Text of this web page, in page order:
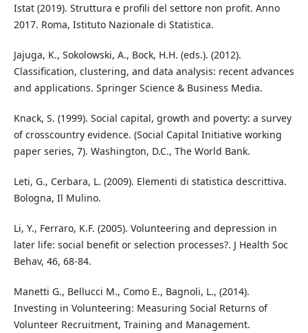
Istat (2019). Struttura e profili del settore non profit. Anno
2017. Roma, Istituto Nazionale di Statistica.
Jajuga, K., Sokolowski, A., Bock, H.H. (eds.). (2012).
Classification, clustering, and data analysis: recent advances
and applications. Springer Science & Business Media.
Knack, S. (1999). Social capital, growth and poverty: a survey
of crosscountry evidence. (Social Capital Initiative working
paper series, 7). Washington, D.C., The World Bank.
Leti, G., Cerbara, L. (2009). Elementi di statistica descrittiva.
Bologna, Il Mulino.
Li, Y., Ferraro, K.F. (2005). Volunteering and depression in
later life: social benefit or selection processes?. J Health Soc
Behav, 46, 68-84.
Manetti G., Bellucci M., Como E., Bagnoli, L., (2014).
Investing in Volunteering: Measuring Social Returns of
Volunteer Recruitment, Training and Management.